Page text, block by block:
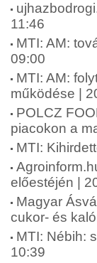
11:46
MTI: AM:
09:00
MTI: AM:
működése |
POLCZ
piacokon a
MTI:
előestéjén |
Magyar
cukor- és
MTI: Nébih:
10:39